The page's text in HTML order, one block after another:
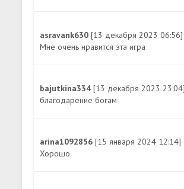
asravank630[13 декабря 2023 06:56]
Мне очень нравится эта игра
bajutkina334[13 декабря 2023 23:04]
благодарение богам
arina1092856[15 января 2024 12:14]
Хорошо